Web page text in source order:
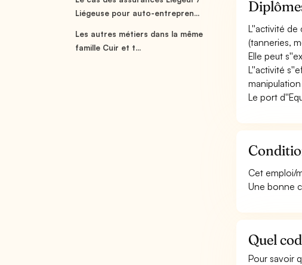
Liégeuse pour auto-entrepren...
Les autres métiers dans la même
famille Cuir et t...
L''activité de
(tanneries,
Elle peut
L''activité
Le port
Cet emploi/
Une bonne
Quel
Pour savoir